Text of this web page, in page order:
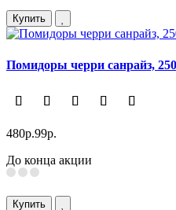
Купить
Помидоры черри санрайз,
480р.99р.
До конца акции
Купить